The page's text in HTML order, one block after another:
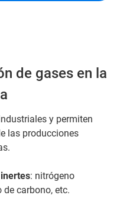
de gases en la
y permiten
las producciones
: nitrógeno
carbono, etc.